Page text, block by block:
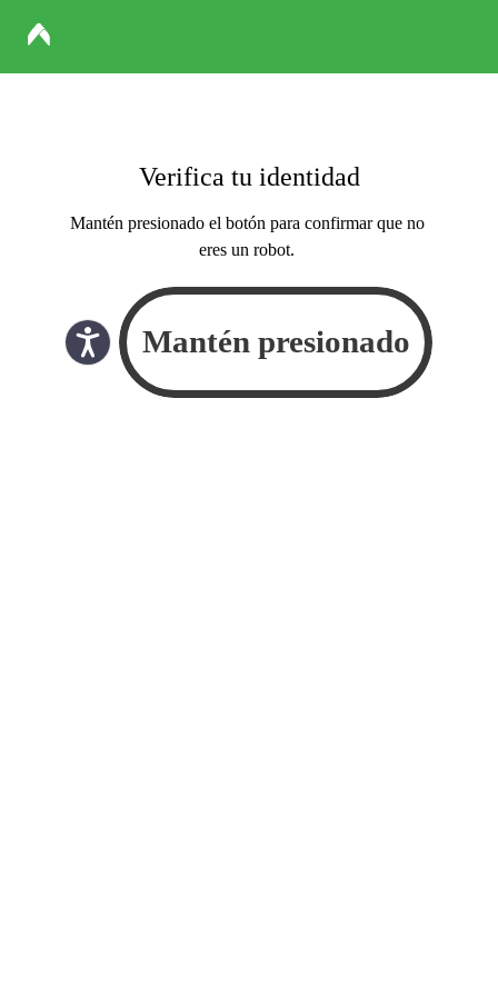
Verifica tu identidad
Mantén presionado el botón para confirmar que no
eres un robot.